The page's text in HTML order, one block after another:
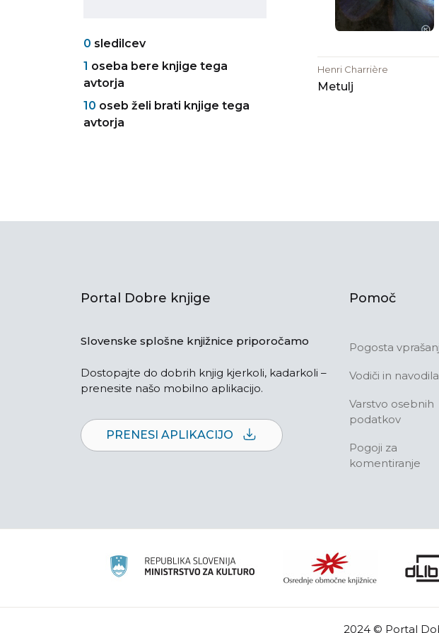
0 sledilcev
1 oseba bere knjige tega
avtorja
10 oseb želi brati knjige tega
avtorja
Henri Charrière
Metulj
Portal Dobre knjige
Slovenske splošne knjižnice priporočamo
Dostopajte do dobrih knjig kjerkoli, kadarkoli –
prenesite našo mobilno aplikacijo.
PRENESI APLIKACIJO
Pomoč
Pogosta
Vodiči in navodila
Varstvo osebnih
podatkov
Pogoji za
komentiranje
2024 © Portal